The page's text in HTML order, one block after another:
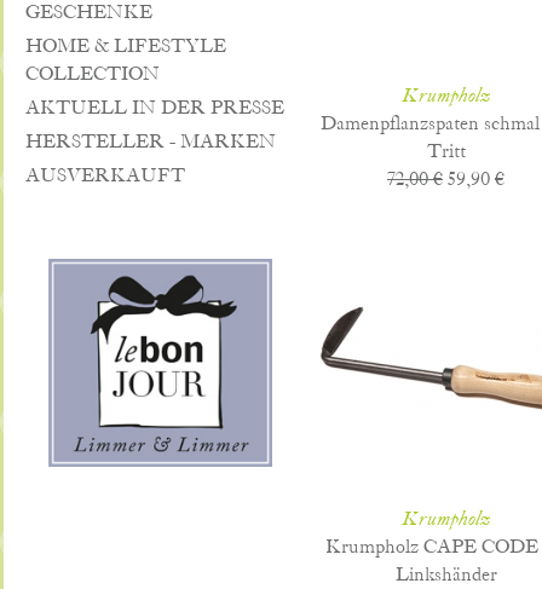
GESCHENKE
HOME & LIFESTYLE
COLLECTION
AKTUELL IN DER PRESSE
HERSTELLER - MARKEN
AUSVERKAUFT
Krumpholz
Damenpflanzspaten
Tritt
72,00 € 59,90 €
Krumpholz
Krumpholz CAPE
Linkshänder